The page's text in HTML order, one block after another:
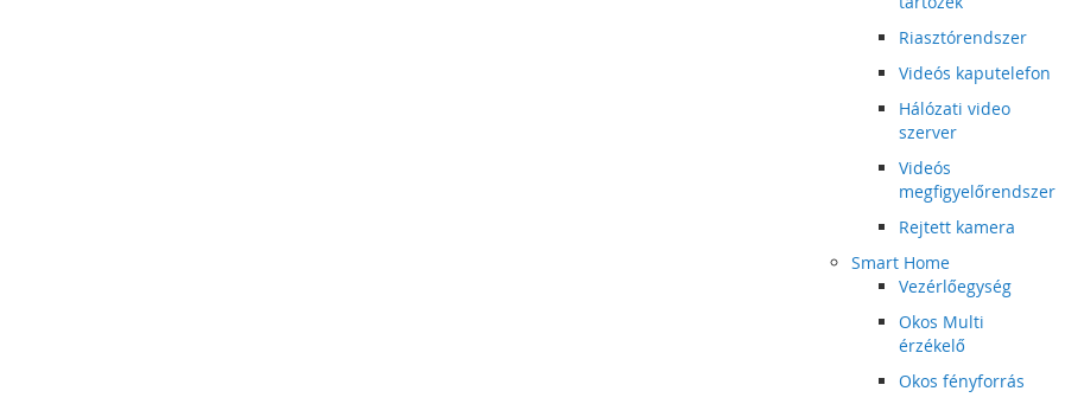
Riasztórendszer
Videós kaputelefon
Hálózati video
szerver
Videós
megfigyelőrendszer
Rejtett kamera
Smart Home
Vezérlőegység
Okos Multi
érzékelő
Okos fényforrás